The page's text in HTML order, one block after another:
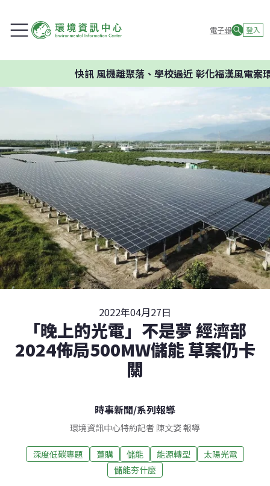
電子報 登入
風機離聚落、學校過近 彰化福漢風電案環委
2022年04月27日
「晚上的光電」不是夢 經濟部
2024佈局500MW儲能 草案仍卡
關
時事新聞/系列報導
環境資訊中心特約記者 陳文姿 報導
深度低碳專題 躉購 儲能 能源轉型
太陽光電
儲能夯什麼